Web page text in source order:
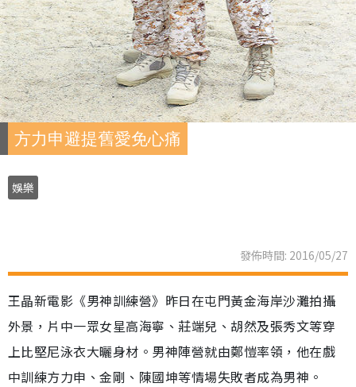
方力申避提舊愛免心痛
娛樂
發佈時間: 2016/05/27
王晶新電影《男神訓練營》昨日在屯門黃金海岸沙灘拍攝
外景，片中一眾女星高海寧、莊端兒、胡然及張秀文等穿
上比堅尼泳衣大曬身材。男神陣營就由鄭愷率領，他在戲
中訓練方力申、金剛、陳國坤等情場失敗者成為男神。